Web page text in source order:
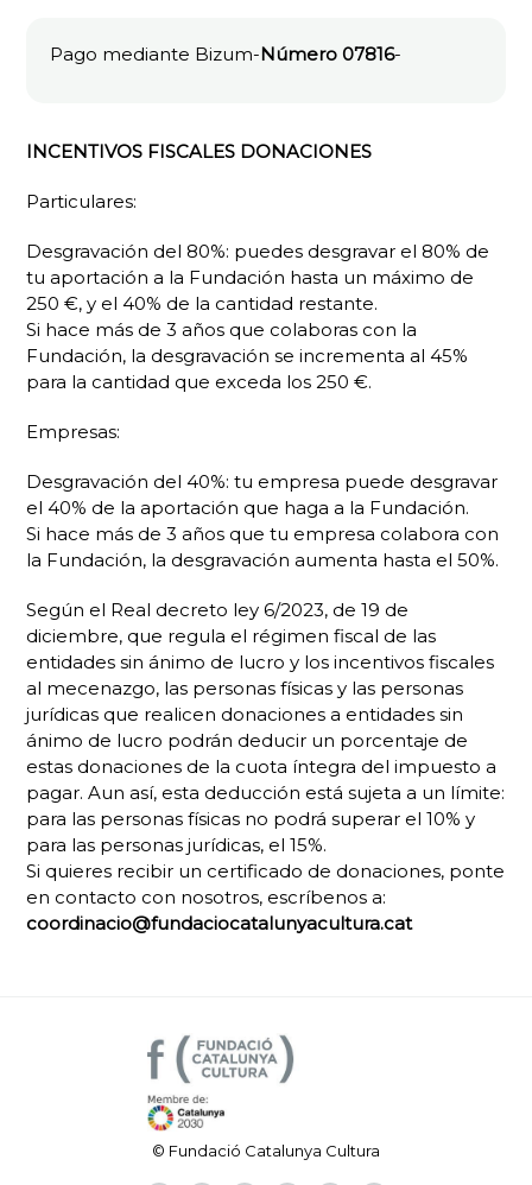
Pago mediante Bizum-Número 07816-
INCENTIVOS FISCALES DONACIONES
Particulares:
Desgravación del 80%: puedes desgravar el 80% de
tu aportación a la Fundación hasta un máximo de
250 €, y el 40% de la cantidad restante.
Si hace más de 3 años que colaboras con la
Fundación, la desgravación se incrementa al 45%
para la cantidad que exceda los 250 €.
Empresas:
Desgravación del 40%: tu empresa puede desgravar
el 40% de la aportación que haga a la Fundación.
Si hace más de 3 años que tu empresa colabora con
la Fundación, la desgravación aumenta hasta el 50%.
Según el Real decreto ley 6/2023, de 19 de
diciembre, que regula el régimen fiscal de las
entidades sin ánimo de lucro y los incentivos fiscales
al mecenazgo, las personas físicas y las personas
jurídicas que realicen donaciones a entidades sin
ánimo de lucro podrán deducir un porcentaje de
estas donaciones de la cuota íntegra del impuesto a
pagar. Aun así, esta deducción está sujeta a un límite:
para las personas físicas no podrá superar el 10% y
para las personas jurídicas, el 15%.
Si quieres recibir un certificado de donaciones, ponte
en contacto con nosotros, escríbenos a:
coordinacio@fundaciocatalunyacultura.cat
© Fundació Catalunya Cultura